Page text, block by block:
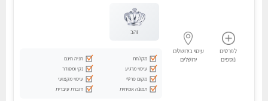
לפרטים
נוספים
עיסוי בירושלים
ירושלים
זהב
מקלחת
חניה חינם
עיסוי מרגיע
נקי ומסודר
מקום פרטי
עיסוי מקצועי
תמונה אמיתית
דוברת עיברית